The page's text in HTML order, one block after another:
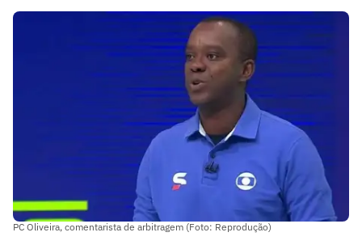
PC Oliveira, comentarista de arbitragem (Foto: Reprodução)